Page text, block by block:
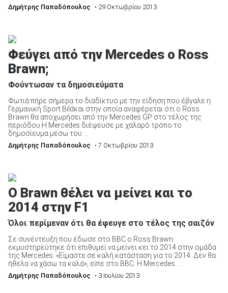
Δημήτρης Παπαδόπουλος • 29 Οκτωβρίου 2013
Φεύγει από την Mercedes o Ross
Brawn;
Φούντωσαν τα δημοσιεύματα
Φωτιά πήρε σήμερα το διαδίκτυο με την είδηση που έβγαλε η
Γερμανική Sport Bildκαι στην οποία αναφέρεται ότι ο Ross
Brawn θα αποχωρήσει από την Mercedes GP στο τέλος της
περιόδου.Η Mercedes διέψευσε με χαλαρό τρόπο το
δημοσίευμα μέσω του ...
Δημήτρης Παπαδόπουλος • 7 Οκτωβρίου 2013
Ο Brawn θέλει να μείνει και το
2014 στην F1
Όλοι περίμεναν ότι θα έφευγε στο τέλος της σαιζόν
Σε συνέντευξη που έδωσε στο BBC ο Ross Brawn
εκμυστηρεύτηκε ότι επιθυμεί να μείνει κει το 2014 στην ομάδα
της Mercedes. «Είμαστε σε καλή κατάσταση για το 2014. Δεν θα
ήθελα να χάσω τα καλά», είπε στο BBC. H Mercedes ...
Δημήτρης Παπαδόπουλος • 3 Ιουλίου 2013